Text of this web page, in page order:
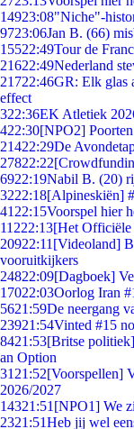
14923:08"Niche"-
9723:06Jan B. (66)
15522:49Tour de
21622:49Nederland
21722:46GR: Elk glas
effect
322:36EK Atletiek
422:30[NPO2]
21422:29De
27822:22
6922:19Nabil B. (20)
3222:18[Alpineskiën]
41 22:15Voorspel hier
11222:13[Het Officiële
20922:11 [Videoland]
vooruitkijkers
24822:09[Dagboek]
17022:03Oorlog Iran
5621:59De neergang
23921:54Vinted #15
8421:53[Britse
an Option
31 21:52[Voorspellen]
2026/2027
14321:51 [NPO1] We
2321:51Heb jij wel